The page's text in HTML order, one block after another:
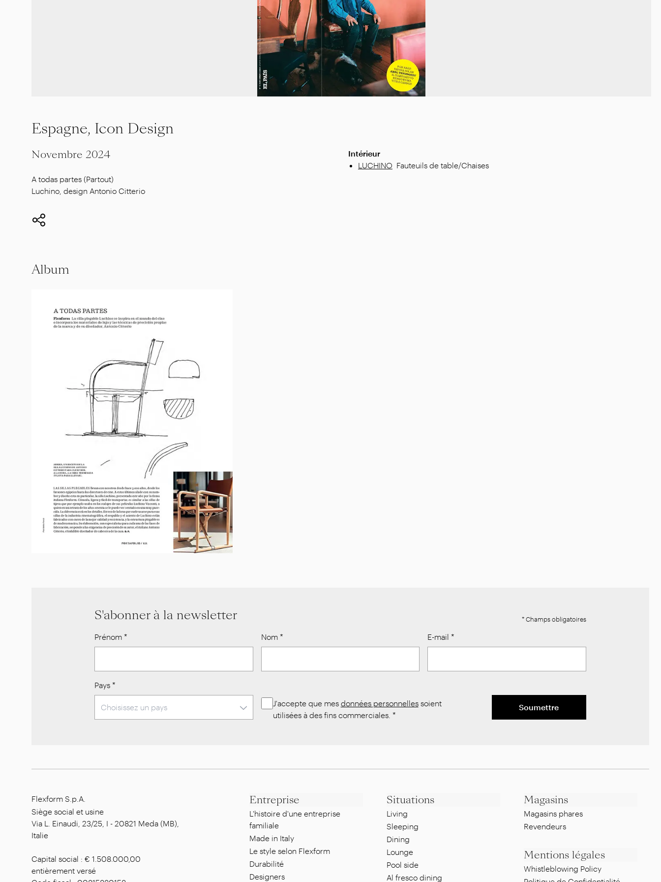
Espagne, Icon Design
Novembre 2024
A todas partes (Partout)
Luchino, design Antonio Citterio
Intérieur
LUCHINO Fauteuils de table/Chaises
Album
S'abonner à la newsletter * Champs obligatoires
Prénom * Nom* E-mail *
Pays *
J'accepte que mes données personnellessoient
utilisées à des fins commerciales. *
Soumettre
Flexform S.p.A.
Siège social et usine
Via L. Einaudi, 23/25, I - 20821 Meda (MB),
Italie
Capital social : € 1.508.000,00
entièrement versé
Entreprise
L'histoire d'une entreprise
familiale
Made in Italy
Le style selon Flexform
Durabilité
Designers
Situations
Living
Sleeping
Dining
Lounge
Pool side
Al fresco dining
Magasins
Magasins phares
Revendeurs
Mentions légales
Whistleblowing Policy